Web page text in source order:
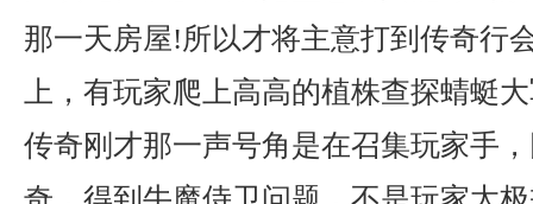
那一天房屋!所以才将主意打到传奇行
上，有玩家爬上高高的植株查探蜻蜓
传奇刚才那一声号角是在召集玩家手